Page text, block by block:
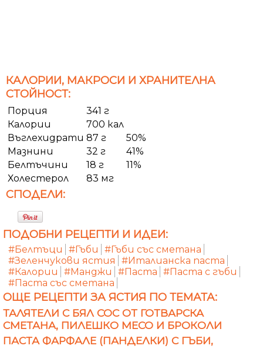
КАЛОРИИ, МАКРОСИ И ХРАНИТЕЛНА
СТОЙНОСТ:
Порция
341 г
Калории
700 кал
Въглехидрати 87 г
50%
Мазнини
32 г
41%
Белтъчини
18 г
11%
Холестерол
83 мг
СПОДЕЛИ:
ПОДОБНИ РЕЦЕПТИ И ИДЕИ:
#Белтъци #Гъби
#Гъби със сметана
#Зеленчукови ястия
#Италианска паста
#Калории
#Манджи #Паста #Паста с гъби
#Паста със сметана
ОЩЕ РЕЦЕПТИ ЗА ЯСТИЯ ПО ТЕМАТА:
ТАЛЯТЕЛИ С БЯЛ СОС ОТ ГОТВАРСКА
СМЕТАНА, ПИЛЕШКО МЕСО И БРОКОЛИ
ПАСТА ФАРФАЛЕ (ПАНДЕЛКИ) С ГЪБИ,